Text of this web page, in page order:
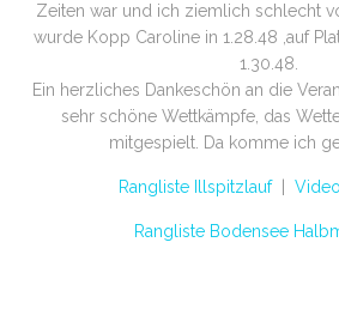
Zeiten war und ich ziemlich schlecht
wurde Kopp Caroline in 1.28.48 ,auf
1.30.48.
Ein herzliches Dankeschön an die
sehr schöne Wettkämpfe, das
mitgespielt. Da komme ich
Rangliste Illspitzlauf|
Rangliste Bodensee